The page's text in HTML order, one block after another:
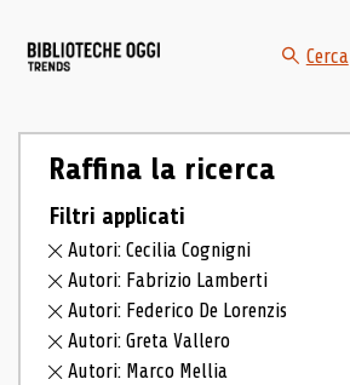
Cerca
Raffina la ricerca
Filtri applicati
Autori: Cecilia Cognigni
Autori: Fabrizio Lamberti
Autori: Federico De Lorenzis
Autori: Greta Vallero
Autori: Marco Mellia